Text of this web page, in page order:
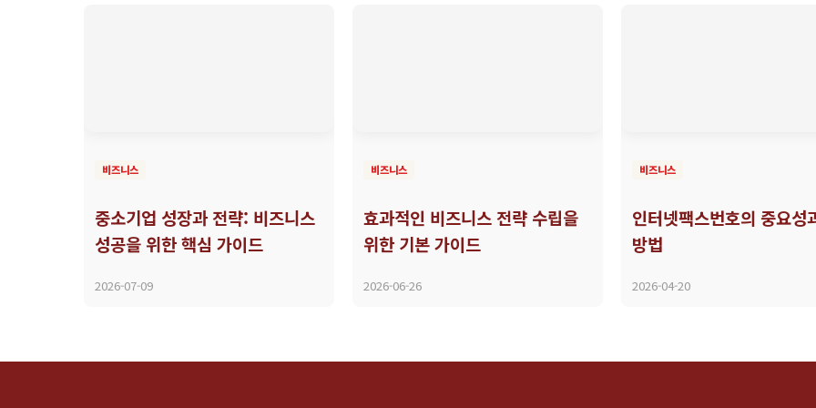
비즈니스
중소기업 성장과 전략: 비즈니스
성공을 위한 핵심 가이드
2026-07-09
비즈니스
효과적인 비즈니스 전략 수립을
위한 기본 가이드
2026-06-26
비즈니스
인터넷팩스번호의 중요성
방법
2026-04-20